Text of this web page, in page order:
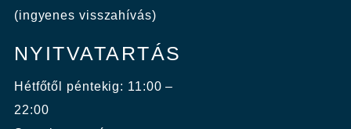
(ingyenes visszahívás)
NYITVATARTÁS
Hétfőtől péntekig: 11:00 –
22:00